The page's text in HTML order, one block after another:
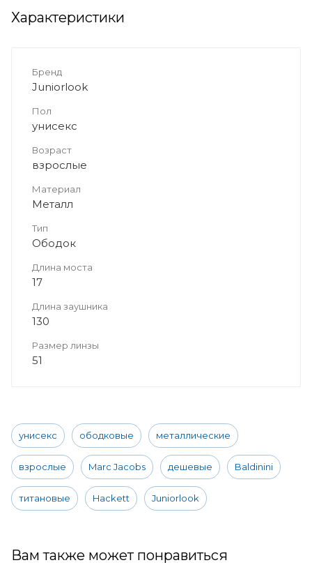
Характеристики
Бренд
Juniorlook
Пол
унисекс
Возраст
взрослые
Материал
Металл
Тип
Ободок
Длина моста
17
Длина заушника
130
Размер линзы
51
унисекс ободковые металлические
взрослые Marc Jacobs дешевые Baldinini
титановые Hackett Juniorlook
Вам также может понравиться